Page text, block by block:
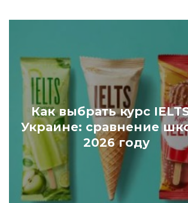
Как выбрать курс
Украине: сравнение
2026 году